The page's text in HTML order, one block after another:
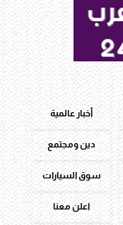
أخبار عالمية
دين ومجتمع
سوق السيارات
اعلن معنا